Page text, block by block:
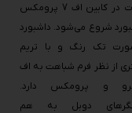
تغییرات در کابین اف 7 پرومکس
شروع می‌شود. داشبورد
تک رنگ و با تریم
از نظر فرم شباهت به اف
و پرومکس دارد.
دوبل به هم